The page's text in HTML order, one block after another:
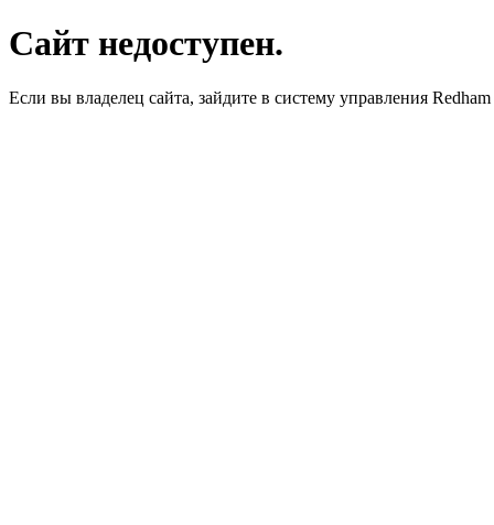
Сайт недоступен.
Если вы владелец сайта, зайдите в систему управления